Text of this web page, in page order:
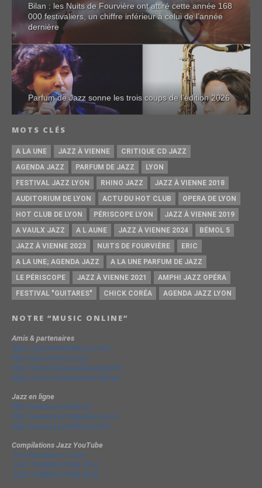
Bilan : les Nuits de Fourvière ont attiré cette année 168
000 festivaliers, un chiffre inférieur à celui de l’année
dernière
Parfum de Jazz sonne les trois coups de l’édition 2026
MOTS CLÉS
A LA UNE JAZZ À VIENNE
CRITIQUE CD JAZZ
AGENDA JAZZ
PARFUM DE JAZZ
LYON
FESTIVAL JAZZ LYON
RHINO JAZZ
JAZZ À VIENNE 2018
AUDITORIUM DE LYON
ACTU DU HOT CLUB
OPERA DE LYON
HOT CLUB DE LYON
PÉRISCOPE LYON
JAZZ À VIENNE 2019
A VAULX JAZZ
A L AUNE JAZZ À VIENNE 2024
BÉMOL 5
JAZZ À VIENNE 2023
NUITS DE FOURVIÈRE
ERIC
A LA UNE; AGENDA JAZZ
A LA UNE PARFUM DE JAZZ
LE PÉRISCOPE
JAZZ À VIENNE 2021
AMPHI JAZZ OPÉRA
FESTIVAL "GUITARES"
CHICK CORÉA AGENDA JAZZ LYON
NOTRE “MUSIC ONLINE”
Amis & partenaires
https://groovesidestory.com/
http://lyon-music.com/
http://chrischarpenel.blogspot.fr
https://www.yvesdorison.net/q-r
Jazz en ligne
http://www.jazzradio.fr/
http://www.jazzmagazine.com/
http://www.jazzavienne.com/
Compilations Jazz YouTube
The Very Best of Jazz
JAZZ COMPILATION 2014
JAZZ COMPILATION 2013